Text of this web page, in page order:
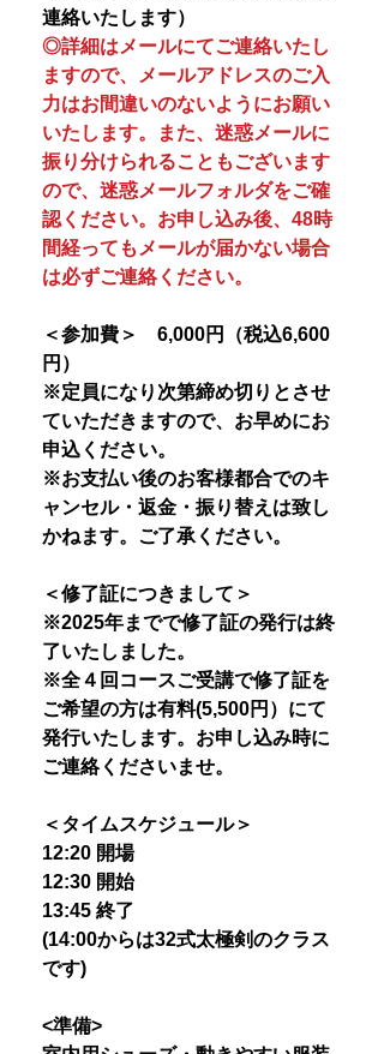
連絡いたします）
◎詳細はメールにてご連絡いたし
ますので、メールアドレスのご入
力はお間違いのないようにお願い
いたします。また、迷惑メールに
振り分けられることもございます
ので、迷惑メールフォルダをご確
認ください。お申し込み後、48時
間経ってもメールが届かない場合
は必ずご連絡ください。
＜参加費＞ 6,000円（税込6,600
円）
※定員になり次第締め切りとさせ
ていただきますので、お早めにお
申込ください。
※お支払い後のお客様都合でのキ
ャンセル・返金・振り替えは致し
かねます。ご了承ください。
＜修了証につきまして＞
※2025年までで修了証の発行は終
了いたしました。
※全４回コースご受講で修了証を
ご希望の方は有料(5,500円）にて
発行いたします。お申し込み時に
ご連絡くださいませ。
＜タイムスケジュール＞
12:20 開場
12:30 開始
13:45 終了
(14:00からは32式太極剣のクラス
です)
<準備>